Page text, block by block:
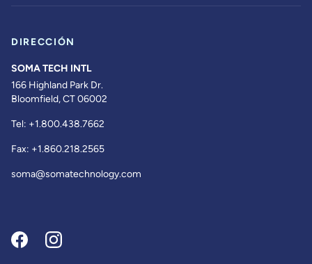
DIRECCIÓN
SOMA TECH INTL
166 Highland Park Dr.
Bloomfield, CT 06002
Tel: +1.800.438.7662
Fax: +1.860.218.2565
soma@somatechnology.com